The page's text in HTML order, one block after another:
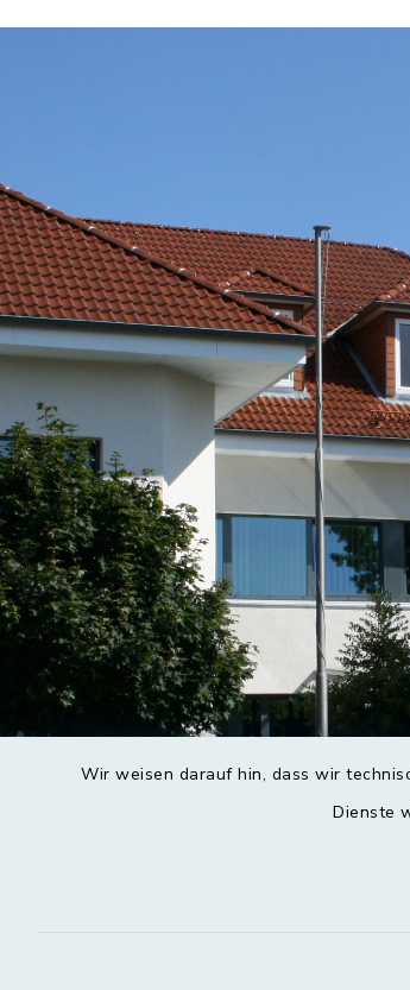
Wir weisen darauf hin, dass wir
Dienste